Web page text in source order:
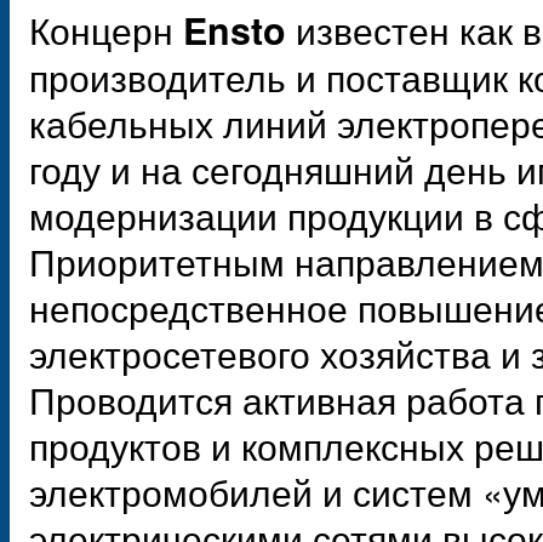
Концерн Ensto известен как
производитель и поставщик
кабельных линий
году и на сегодняшний день
модернизации продукции в
Приоритетным
непосредственное
электросетевого хозяйства
Проводится активная
продуктов и комплексных
электромобилей и систем